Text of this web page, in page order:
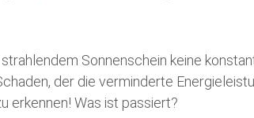
Sonnenschein keine
der die verminderte
erkennen! Was ist passiert?